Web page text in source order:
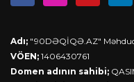
Adı; "90DƏQİQƏ.AZ"
VÖEN; 1406430761
Domen adının sahibi;